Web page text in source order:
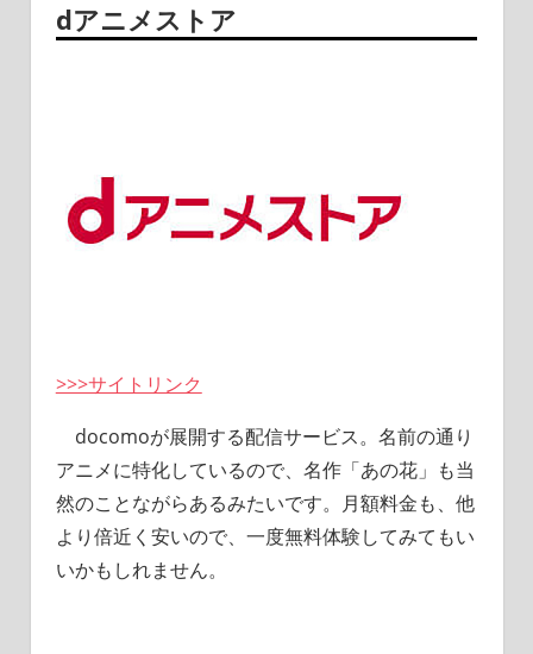
dアニメストア
>>>サイトリンク
docomoが展開する配信サービス。名前の通り
アニメに特化しているので、名作「あの花」も当
然のことながらあるみたいです。月額料金も、他
より倍近く安いので、一度無料体験してみてもい
いかもしれません。